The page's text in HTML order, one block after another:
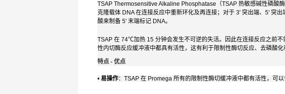
TSAP Thermosensitive Alkaline Phosphatase（TSAP 热敏感碱性磷酸
克隆载体 DNA 在连接反应中重新环化及再连接；对于 3' 突出端、5' 突
酸来制备 5' 末端标记 DNA。
TSAP 在 74℃加热 15 分钟会发生不可逆的失活。因此在连接反应之前
性内切酶反应缓冲液中都具有活性，这有利于限制性酶切反应、去磷酸化
特点 - 优点
• 易操作：TSAP 在 Promega 所有的限制性酶切缓冲液中都有活性，可